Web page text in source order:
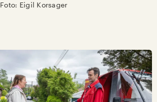
Foto: Eigil Korsager